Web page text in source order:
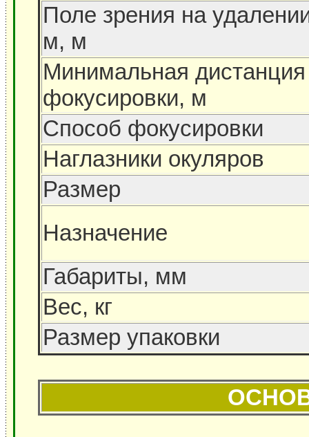
Поле зрения на
м, м
Минимальная дистанция
фокусировки, м
Способ фокусировки
Наглазники окуляров
Размер
Назначение
Габариты, мм
Вес, кг
Размер упаковки